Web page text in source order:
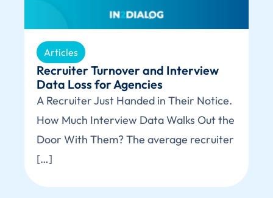
Articles
Recruiter Turnover and Interview
Data Loss for Agencies
A Recruiter Just Handed in Their Notice.
How Much Interview Data Walks Out the
Door With Them? The average recruiter
[…]